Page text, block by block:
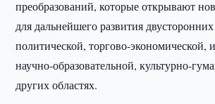
преобразований, которые открывают
для дальнейшего развития двусторонних
политической, торгово-экономической,
научно-образовательной, культурно-
других областях.